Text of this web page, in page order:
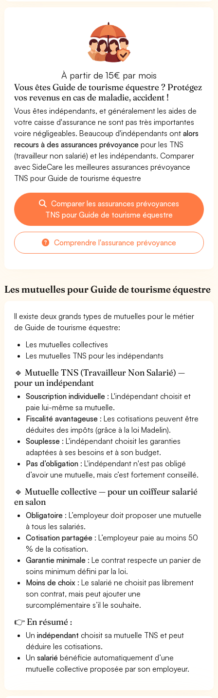
À partir de 15€ par mois
Vous êtes Guide de tourisme équestre ? Protégez
vos revenus en cas de maladie, accident !
Vous êtes indépendants, et généralement les aides de
votre caisse d'assurance ne sont pas très importantes
voire négligeables. Beaucoup d'indépendants ontalors
recours à des assurances prévoyance pour les TNS
(travailleur non salarié) et les indépendants. Comparer
avec SideCare les meilleures assurances prévoyance
TNS pour Guide de tourisme équestre
Comparer les assurances prévoyances
TNS pour Guide de tourisme équestre
Comprendre l'assurance prévoyance
Les mutuelles pour Guide de tourisme équestre
Il existe deux grands types de mutuelles pour le métier
de Guide de tourisme équestre:
Les mutuelles collectives
Les mutuelles TNS pour les indépendants
🔹 Mutuelle TNS (Travailleur Non Salarié) —
pour un indépendant
Souscription individuelle : L'indépendant choisit et
paie lui-même sa mutuelle.
Fiscalité avantageuse : Les cotisations peuvent être
déduites des impôts (grâce à la loi Madelin).
Souplesse : L'indépendant choisit les garanties
adaptées à ses besoins et à son budget.
Pas d’obligation : L'indépendant n'est pas obligé
d’avoir une mutuelle, mais c’est fortement conseillé.
🔹 Mutuelle collective — pour un coiffeur salarié
en salon
Obligatoire : L’employeur doit proposer une mutuelle
à tous les salariés.
Cotisation partagée : L’employeur paie au moins 50
% de la cotisation.
Garantie minimale : Le contrat respecte un panier de
soins minimum défini par la loi.
Moins de choix : Le salarié ne choisit pas librement
son contrat, mais peut ajouter une
surcomplémentaire s’il le souhaite.
👉 En résumé :
Unindépendant choisit sa mutuelle TNS et peut
déduire les cotisations.
Unsalarié bénéficie automatiquement d’une
mutuelle collective proposée par son employeur.